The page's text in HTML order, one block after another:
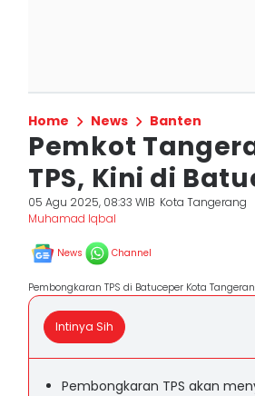
Home News Banten
Pemkot
TPS, Kini di
05 Agu 2025, 08:33 WIB Kota Tangerang
Muhamad Iqbal
News Channel
Pembongkaran TPS di Batuceper Kota
Intinya Sih
Pembongkaran TPS akan